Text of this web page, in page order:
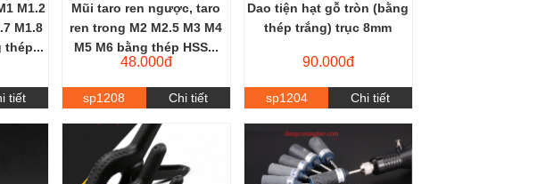
M1.2
M1.8
thép...
tiết
Mũi taro ren ngược, taro
ren trong M2 M2.5 M3 M4
M5 M6 bằng thép HSS...
48.000đ
sp1208 Chi tiết
Dao tiện hạt gỗ tròn (bằng
thép trắng) trục 8mm
90.000đ
sp1204 Chi tiết